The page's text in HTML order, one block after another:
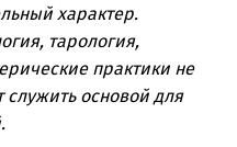
характер.
тарология,
практики не
служить основой для